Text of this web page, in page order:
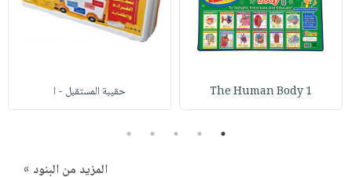
The Human Body 1 حقيبة المستقبل - ا
1
2
3
4
5
المزيد من البنود »